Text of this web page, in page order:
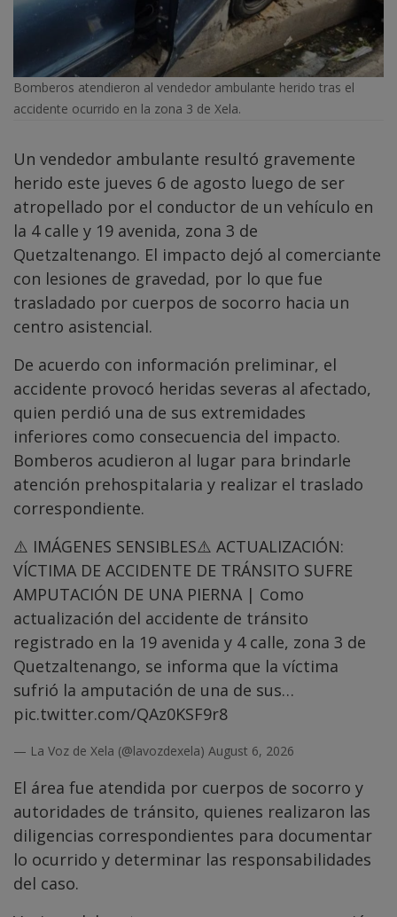
Bomberos atendieron al vendedor ambulante herido tras el
accidente ocurrido en la zona 3 de Xela.
Un vendedor ambulante resultó gravemente
herido este jueves 6 de agosto luego de ser
atropellado por el conductor de un vehículo en
la 4 calle y 19 avenida, zona 3 de
Quetzaltenango. El impacto dejó al comerciante
con lesiones de gravedad, por lo que fue
trasladado por cuerpos de socorro hacia un
centro asistencial.
De acuerdo con información preliminar, el
accidente provocó heridas severas al afectado,
quien perdió una de sus extremidades
inferiores como consecuencia del impacto.
Bomberos acudieron al lugar para brindarle
atención prehospitalaria y realizar el traslado
correspondiente.
⚠️ IMÁGENES SENSIBLES⚠️ ACTUALIZACIÓN:
VÍCTIMA DE ACCIDENTE DE TRÁNSITO SUFRE
AMPUTACIÓN DE UNA PIERNA | Como
actualización del accidente de tránsito
registrado en la 19 avenida y 4 calle, zona 3 de
Quetzaltenango, se informa que la víctima
sufrió la amputación de una de sus…
pic.twitter.com/QAz0KSF9r8
— La Voz de Xela (@lavozdexela) August 6, 2026
El área fue atendida por cuerpos de socorro y
autoridades de tránsito, quienes realizaron las
diligencias correspondientes para documentar
lo ocurrido y determinar las responsabilidades
del caso.